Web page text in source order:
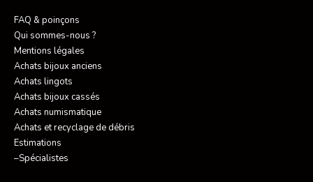
FAQ & poinçons
Qui sommes-nous ?
Mentions légales
Achats bijoux anciens
Achats lingots
Achats bijoux cassés
Achats numismatique
Achats et recyclage de débris
Estimations
–Spécialistes